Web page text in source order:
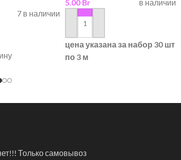
7 в наличии
5.00 Br в наличии
в корзину
цена указана за набор 30 шт
по 3 м
Только самовывоз